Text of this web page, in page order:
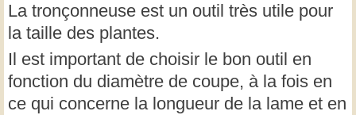
La tronçonneuse est un outil très utile pour
la taille des plantes.
Il est important de choisir le bon outil en
fonction du diamètre de coupe, à la fois en
ce qui concerne la longueur de la lame et en